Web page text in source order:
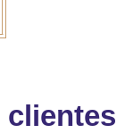
clientes